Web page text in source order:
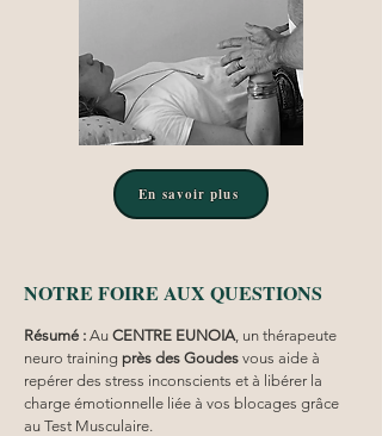
En savoir plus
NOTRE FOIRE AUX QUESTIONS
Résumé : Au CENTRE EUNOIA , un thérapeute
neuro training près des Goudes vous aide à
repérer des stress inconscients et à libérer la
charge émotionnelle liée à vos blocages grâce
au Test Musculaire.